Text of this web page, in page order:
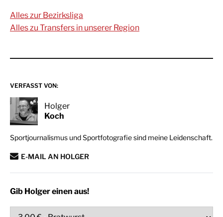
Alles zur Bezirksliga
Alles zu Transfers in unserer Region
VERFASST VON:
Holger
Koch
Sportjournalismus und Sportfotografie sind meine Leidenschaft.
E-MAIL AN HOLGER
Gib Holger einen aus!